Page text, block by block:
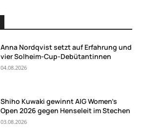
Anna Nordqvist setzt auf Erfahrung und
vier Solheim-Cup-Debütantinnen
04.08.2026
Shiho Kuwaki gewinnt AIG Women’s
Open 2026 gegen Henseleit im Stechen
03.08.2026